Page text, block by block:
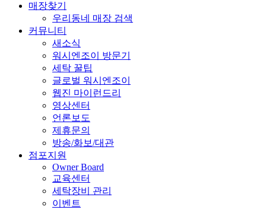
매장찾기
우리동네 매장 검색
커뮤니티
새소식
워시엔조이 방문기
세탁 꿀팁
글로벌 워시엔조이
웹진 마이런드리
영상센터
언론보도
제휴문의
방송/화보/대관
점포지원
Owner Board
교육센터
세탁장비 관리
이벤트